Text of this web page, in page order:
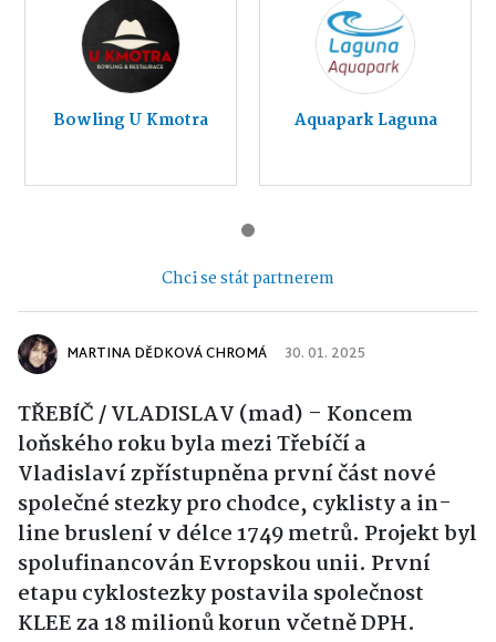
Bowling U Kmotra Aquapark Laguna
Chci se stát partnerem
MARTINA DĚDKOVÁ CHROMÁ 30. 01. 2025
TŘEBÍČ / VLADISLAV (mad) – Koncem
loňského roku byla mezi Třebíčí a
Vladislaví zpřístupněna první část nové
společné stezky pro chodce, cyklisty a in-
line bruslení v délce 1749 metrů. Projekt byl
spolufinancován Evropskou unii. První
etapu cyklostezky postavila společnost
KLEE za 18 milionů korun včetně DPH.